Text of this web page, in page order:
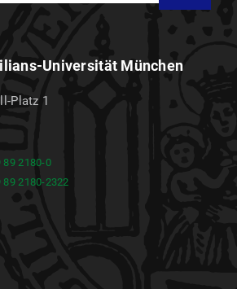
Universität München
Platz 1
89 2180-0
89 2180-2322